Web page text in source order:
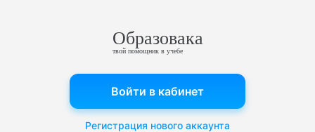
Образовака
твой помощник в учебе
Войти в кабинет
Регистрация нового аккаунта